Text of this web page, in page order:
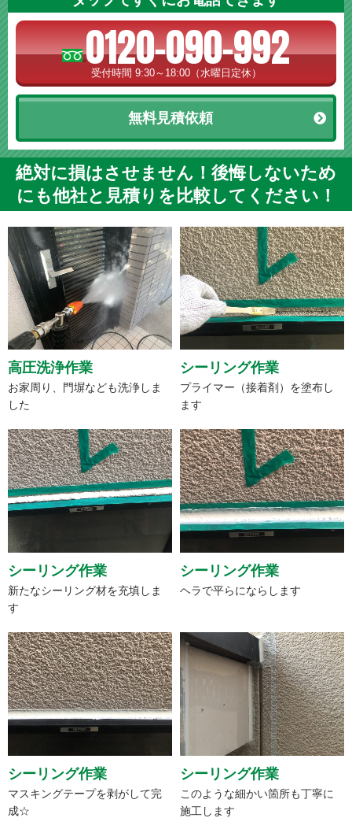
0120-090-992
受付時間 9:30～18:00（水曜日定休）
無料見積依頼
絶対に損はさせません！後悔しないため
にも他社と見積りを比較してください！
高圧洗浄作業
お家周り、門塀なども洗浄しま
した
シーリング作業
プライマー（接着剤）を塗布し
ます
シーリング作業
新たなシーリング材を充填しま
す
シーリング作業
ヘラで平らにならします
シーリング作業
マスキングテープを剥がして完
成☆
シーリング作業
このような細かい箇所も丁寧に
施工します